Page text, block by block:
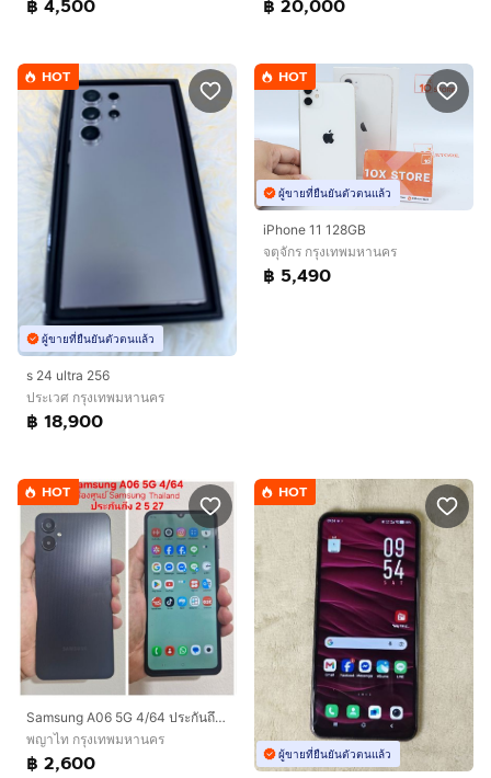
฿ 4,500 ฿ 20,000
HOT
ผู้ขายที่ยืนยันตัวตนแล้ว
s 24 ultra 256
ประเวศ กรุงเทพมหานคร
฿ 18,900
HOT
ผู้ขายที่ยืนยันตัวตนแล้ว
iPhone 11 128GB
จตุจักร กรุงเทพมหานคร
฿ 5,490
HOT
Samsung A06 5G 4/64 ประกันถึง 2 5 27
พญาไท กรุงเทพมหานคร
฿ 2,600
HOT
ผู้ขายที่ยืนยันตัวตนแล้ว